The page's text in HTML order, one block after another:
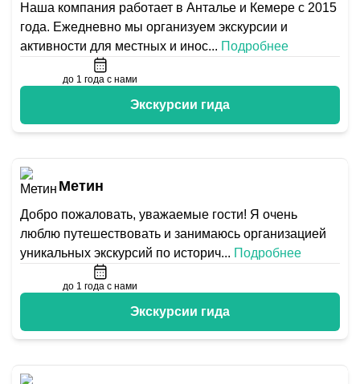
Наша компания работает в Анталье и Кемере с 2015
года. Ежедневно мы организуем экскурсии и
активности для местных и инос... Подробнее
до 1 года с нами
Экскурсии гида
Метин
Добро пожаловать, уважаемые гости! Я очень
люблю путешествовать и занимаюсь организацией
уникальных экскурсий по историч... Подробнее
до 1 года с нами
Экскурсии гида